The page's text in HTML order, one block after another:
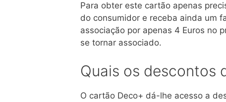
Para obter este cartão apenas
do consumidor e receba ainda um
associação por apenas 4 Euros no
se tornar associado.
Quais os descontos
O cartão Deco+ dá-lhe acesso a